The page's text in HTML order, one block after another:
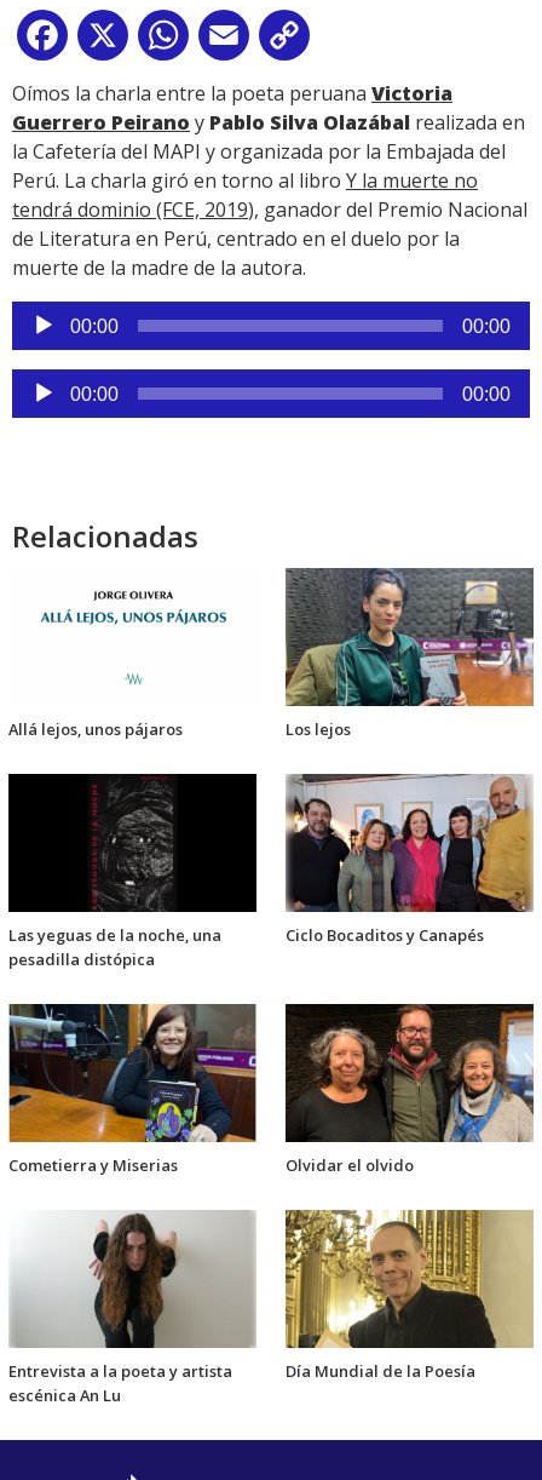
Facebook
X WhatsApp
Email
Link
Oímos la charla entre la poeta peruana Victoria
Guerrero Peirano y Pablo Silva Olazábal realizada en
la Cafetería del MAPI y organizada por la Embajada del
Perú. La charla giró en torno al libro Y la muerte no
tendrá dominio (FCE, 2019), ganador del Premio Nacional
de Literatura en Perú, centrado en el duelo por la
muerte de la madre de la autora.
Reproductor
de
audio
00:00 00:00
Reproductor
de
00:00 00:00
Relacionadas
Allá lejos, unos pájaros Los lejos
Las yeguas de la noche, una
pesadilla distópica
Ciclo Bocaditos y Canapés
Cometierra y Miserias Olvidar el olvido
Entrevista a la poeta y artista
escénica An Lu
Día Mundial de la Poesía